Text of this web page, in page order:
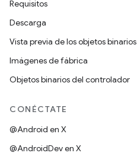
Requisitos
Descarga
Vista previa de los objetos binarios
Imágenes de fábrica
Objetos binarios del controlador
CONÉCTATE
@Android en X
@AndroidDev en X